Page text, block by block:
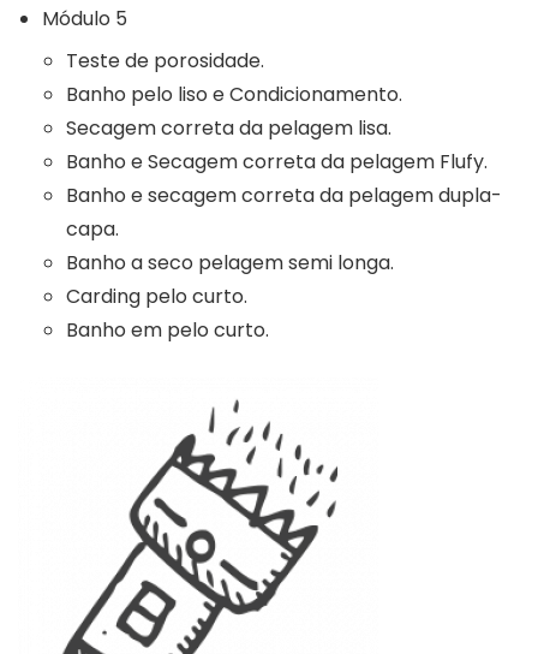
Módulo 5
Teste de porosidade.
Banho pelo liso e Condicionamento.
Secagem correta da pelagem lisa.
Banho e Secagem correta da pelagem Flufy.
Banho e secagem correta da pelagem dupla-
capa.
Banho a seco pelagem semi longa.
Carding pelo curto.
Banho em pelo curto.